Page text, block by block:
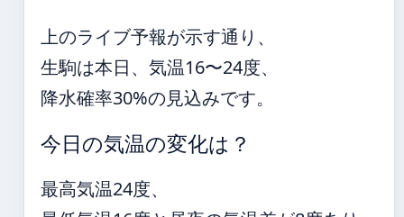
上のライブ予報が示す通り、
生駒は本日、気温16〜24度、
降水確率30%の見込みです。
今日の気温の変化は？
最高気温24度、